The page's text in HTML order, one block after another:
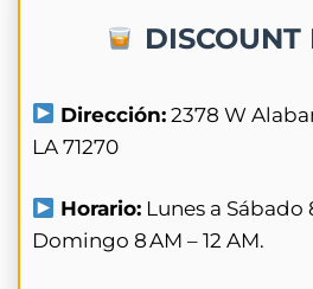
DISCOUNT
Dirección: 2378 W
LA 71270
Horario: Lunes a Sábado
Domingo 8 AM – 12 AM.